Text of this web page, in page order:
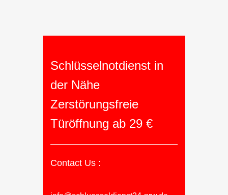
Schlüsselnotdienst in
der Nähe
Zerstörungsfreie
Türöffnung ab 29 €
Contact Us :